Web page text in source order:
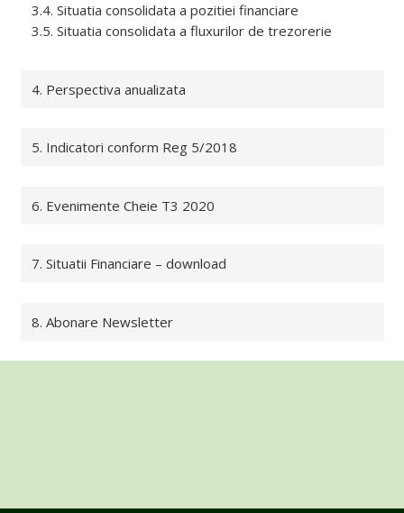
3.4. Situatia consolidata a pozitiei financiare
3.5. Situatia consolidata a fluxurilor de trezorerie
4. Perspectiva anualizata
5. Indicatori conform Reg 5/2018
6. Evenimente Cheie T3 2020
7. Situatii Financiare – download
8. Abonare Newsletter